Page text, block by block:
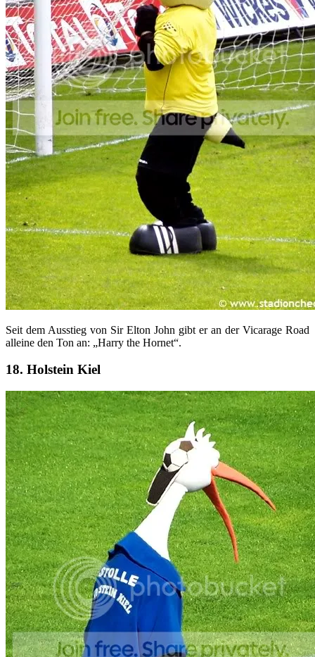
Seit dem Ausstieg von Sir Elton John gibt er an der Vicarage Road
alleine den Ton an: „Harry the Hornet“.
18. Holstein Kiel